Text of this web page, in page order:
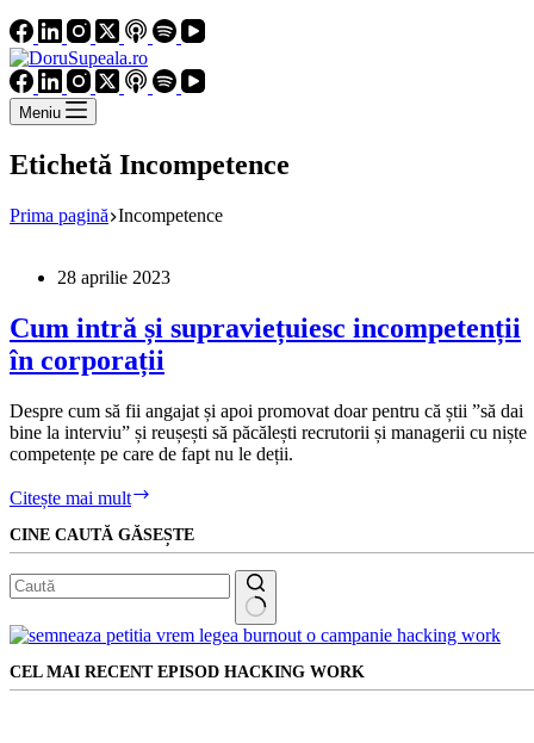
Meniu
Etichetă Incompetence
Prima pagină Incompetence
28 aprilie 2023
Cum intră și supraviețuiesc incompetenții
în corporații
Despre cum să fii angajat și apoi promovat doar pentru că știi ”să dai
bine la interviu” și reușești să păcălești recrutorii și managerii cu niște
competențe pe care de fapt nu le deții.
Citește mai mult
și
supraviețuiesc
incompetenții
în
CINE CAUTĂ GĂSEȘTE
Niciun
CEL MAI RECENT EPISOD HACKING WORK